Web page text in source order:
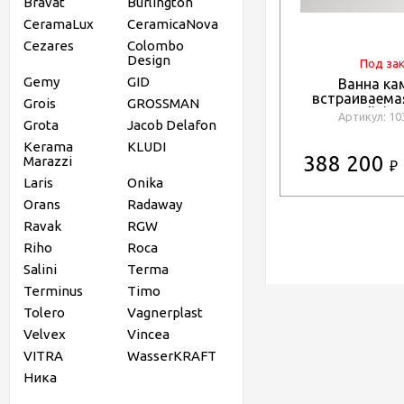
CeramaLux
CeramicaNova
Cezares
Colombo
Design
Gemy
GID
Grois
GROSSMAN
Grota
Jacob Delafon
Kerama
Marazzi
KLUDI
Laris
Onika
Orans
Radaway
Ravak
RGW
Riho
Roca
Salini
Terma
Terminus
Timo
Tolero
Vagnerplast
Velvex
Vincea
VITRA
WasserKRAFT
Ника
Под
Ванна
190x90 Salini
KIT
Артикул:
388 200 ₽